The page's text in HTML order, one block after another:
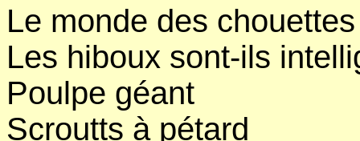
Le monde des chouettes
Les hiboux sont-ils
Poulpe géant
Scroutts à pétard